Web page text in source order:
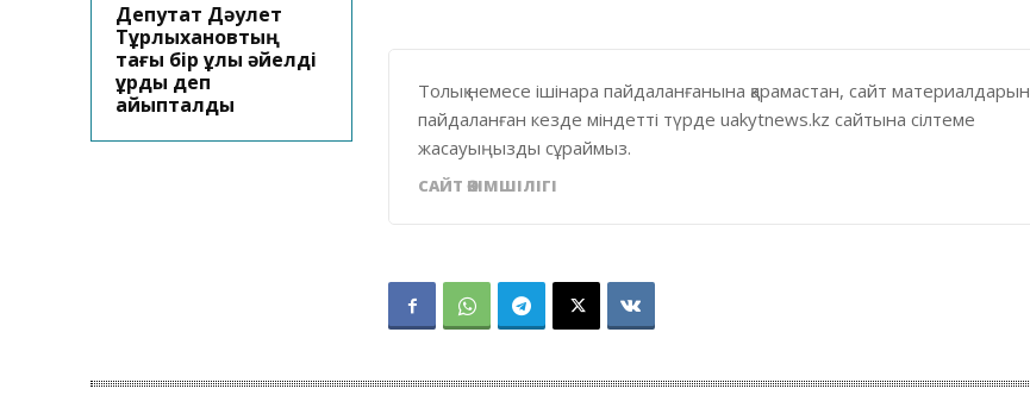
Депутат Дәулет
Тұрлыхановтың
тағы бір ұлы әйелді
ұрды деп
айыпталды
Толық немесе ішінара пайдаланғанына қарамастан, сайт материалдарын
пайдаланған кезде міндетті түрде uakytnews.kz сайтына сілтеме
жасауыңызды сұраймыз.
САЙТ ӘКІМШІЛІГІ